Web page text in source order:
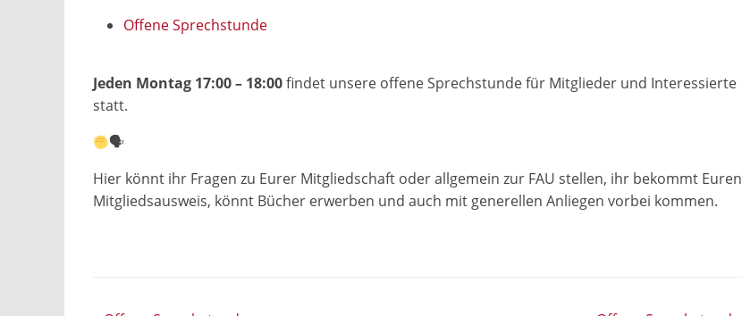
Offene Sprechstunde
Jeden Montag 17:00 – 18:00findet unsere offene Sprechstunde für Mitglieder und Interessierte
statt.
🗣
Hier könnt ihr Fragen zu Eurer Mitgliedschaft oder allgemein zur FAU stellen, ihr bekommt Euren
Mitgliedsausweis, könnt Bücher erwerben und auch mit generellen Anliegen vorbei kommen.